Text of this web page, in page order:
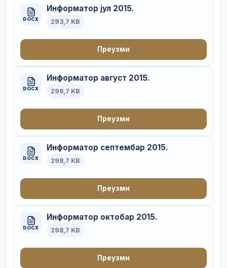
DOCX
Информатор јул 2015.
293,7 KB
Преузми
DOCX
Информатор август 2015.
298,7 KB
Преузми
DOCX
Информатор септембар 2015.
298,7 KB
Преузми
DOCX
Информатор октобар 2015.
298,7 KB
Преузми